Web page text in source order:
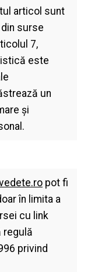
articol sunt
surse
7,
este
un
şi
pot fi
în limita a
cu link
regulă
privind